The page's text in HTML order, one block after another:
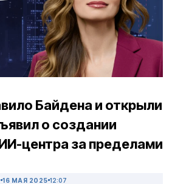
Байдена и открыли
о создании
центра за пределами
16 МАЯ 2025 12:07